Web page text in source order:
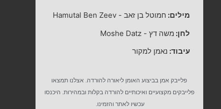
מילים: חמוטל בן זאב -
Hamutal Ben Zeev
לחן: משה דץ -
Moshe Datz
עיבוד: נאמן למקור
פלייבק אמן בביצוע האומן ליאורה להורדה. אצלנו תמצאו
פלייבקים מקצועיים ואיכותיים להורדה בקלות ובמהירות. היכנסו
עכשיו לאתר והזמינו.